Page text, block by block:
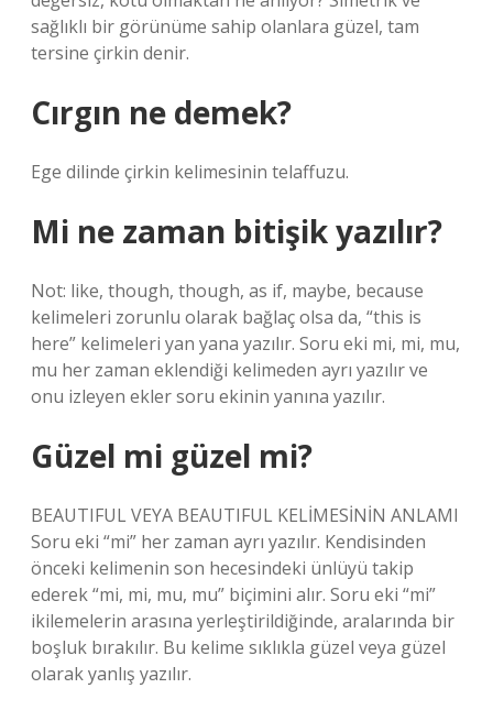
sağlıklı bir görünüme sahip olanlara güzel, tam
tersine çirkin denir.
Cırgın ne demek?
Ege dilinde çirkin kelimesinin telaffuzu.
Mi ne zaman bitişik yazılır?
Not: like, though, though, as if, maybe, because
kelimeleri zorunlu olarak bağlaç olsa da, “this is
here” kelimeleri yan yana yazılır. Soru eki mi, mi, mu,
mu her zaman eklendiği kelimeden ayrı yazılır ve
onu izleyen ekler soru ekinin yanına yazılır.
Güzel mi güzel mi?
BEAUTIFUL VEYA BEAUTIFUL KELİMESİNİN ANLAMI
Soru eki “mi” her zaman ayrı yazılır. Kendisinden
önceki kelimenin son hecesindeki ünlüyü takip
ederek “mi, mi, mu, mu” biçimini alır. Soru eki “mi”
ikilemelerin arasına yerleştirildiğinde, aralarında bir
boşluk bırakılır. Bu kelime sıklıkla güzel veya güzel
olarak yanlış yazılır.